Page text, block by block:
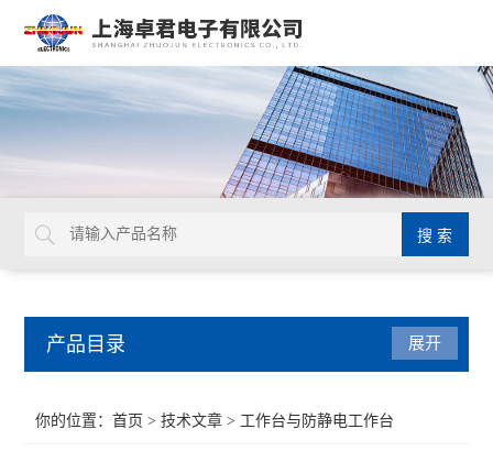
产品目录 展开
你的位置：首页 >技术文章 > 工作台与防静电工作台